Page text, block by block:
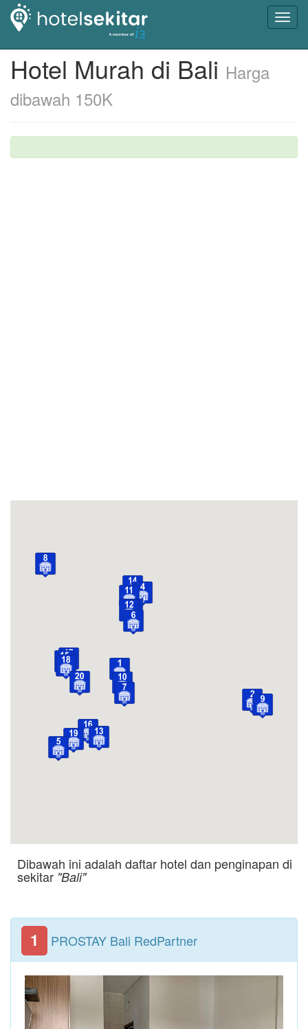
Hotel Murah di Bali Harga
dibawah 150K
Dibawah ini adalah daftar hotel dan penginapan di
sekitar "Bali"
1 PROSTAY Bali RedPartner